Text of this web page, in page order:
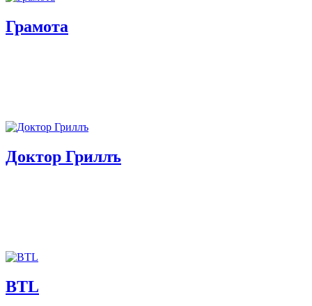
Грамота
Доктор Гриллъ
BTL